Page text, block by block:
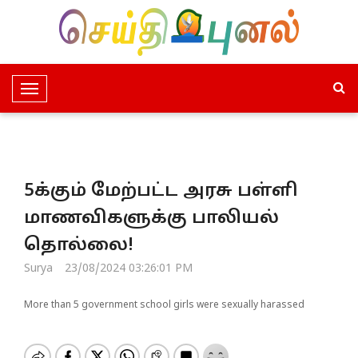
T
o
e
a
v
i
a
5க்கும் மேற்பட்ட அரசு பள்ளி
மாணவிகளுக்கு பாலியல்
தொல்லை!
Surya 23/08/2024 03:26:01 PM
More than 5 government school girls were sexually harassed